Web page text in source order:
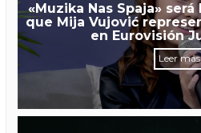
«Muzika Nas Spaja»
que Mija Vujović
en Eurovisión
Leer más